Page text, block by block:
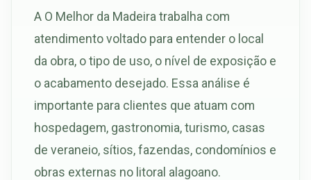
A O Melhor da Madeira trabalha com
atendimento voltado para entender o local
da obra, o tipo de uso, o nível de exposição e
o acabamento desejado. Essa análise é
importante para clientes que atuam com
hospedagem, gastronomia, turismo, casas
de veraneio, sítios, fazendas, condomínios e
obras externas no litoral alagoano.